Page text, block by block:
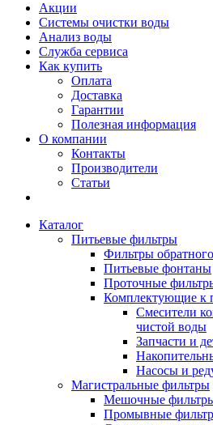
Акции
Системы очистки воды
Анализ воды
Служба сервиса
Как купить
Оплата
Доставка
Гарантии
Полезная информация
О компании
Контакты
Производители
Статьи
Каталог
Питьевые фильтры
Фильтры
Питьевые фонтаны
Проточные
Комплектующие к
Смесители
чистой воды
Запчасти и
Насосы и
Магистральные фильтры
Мешочные
Промывные